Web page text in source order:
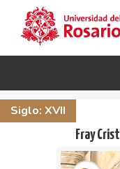
Siglo: XVII
Fray